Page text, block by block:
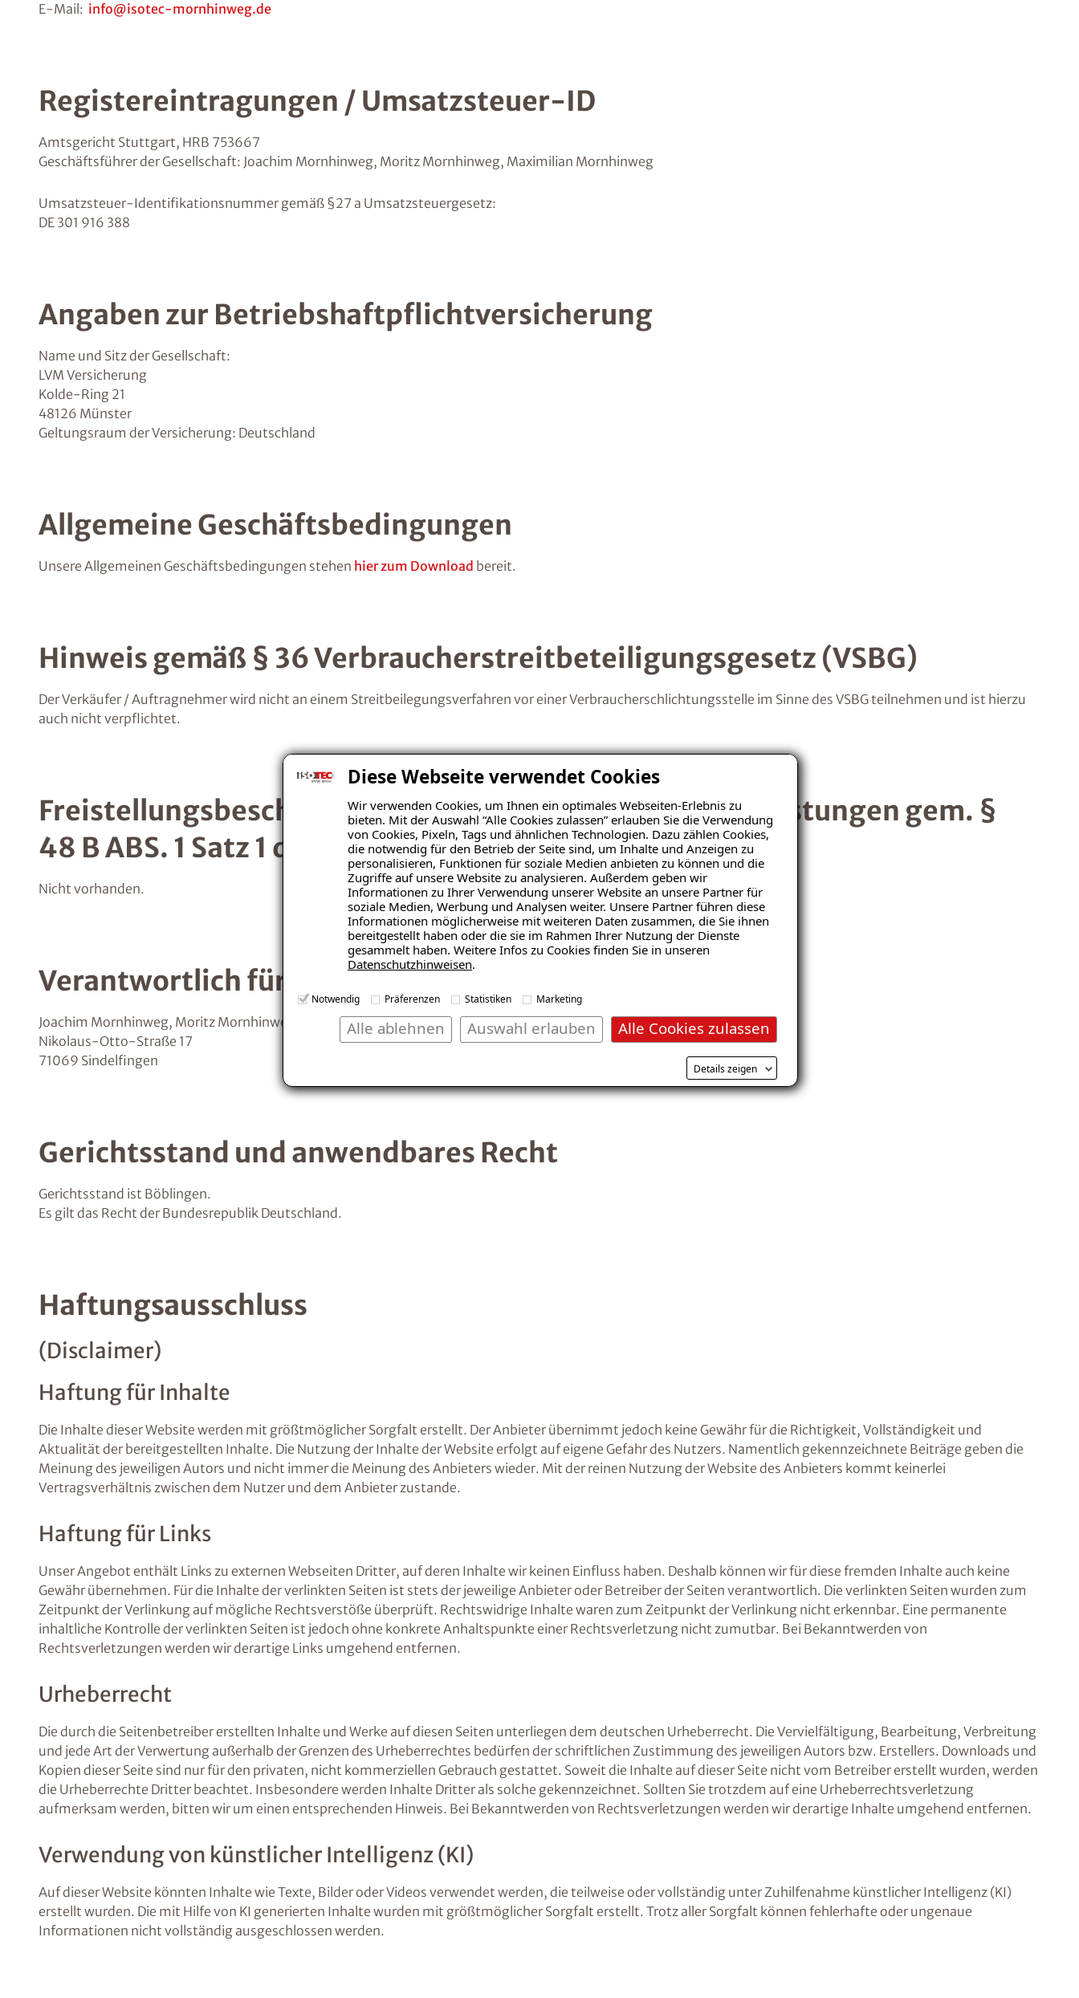
Diese Webseite verwendet Cookies
Wir verwenden Cookies, um Ihnen ein optimales Webseiten-Erlebnis zu
bieten. Mit der Auswahl “Alle Cookies zulassen” erlauben Sie die Verwendung
von Cookies, Pixeln, Tags und ähnlichen Technologien. Dazu zählen Cookies,
die notwendig für den Betrieb der Seite sind, um Inhalte und Anzeigen zu
personalisieren, Funktionen für soziale Medien anbieten zu können und die
Zugriffe auf unsere Website zu analysieren. Außerdem geben wir
Informationen zu Ihrer Verwendung unserer Website an unsere Partner für
soziale Medien, Werbung und Analysen weiter. Unsere Partner führen diese
Informationen möglicherweise mit weiteren Daten zusammen, die Sie ihnen
bereitgestellt haben oder die sie im Rahmen Ihrer Nutzung der Dienste
gesammelt haben. Weitere Infos zu Cookies finden Sie in unseren
Datenschutzhinweisen.
Notwendig Präferenzen Statistiken Marketing
Alle Cookies zulassen
Auswahl erlauben
Alle ablehnen
Details zeigen
E-Mail: info@isotec-mornhinweg.de
Registereintragungen / Umsatzsteuer-ID
Amtsgericht Stuttgart, HRB 753667
Geschäftsführer der Gesellschaft: Joachim Mornhinweg, Moritz Mornhinweg, Maximilian Mornhinweg
Umsatzsteuer-Identifikationsnummer gemäß §27 a Umsatzsteuergesetz:
DE 301 916 388
Angaben zur Betriebshaftpflichtversicherung
Name und Sitz der Gesellschaft:
LVM Versicherung
Kolde-Ring 21
48126 Münster
Geltungsraum der Versicherung: Deutschland
Allgemeine Geschäftsbedingungen
Unsere Allgemeinen Geschäftsbedingungen stehen hier zum Download bereit.
Hinweis gemäß § 36 Verbraucherstreitbeteiligungsgesetz (VSBG)
Der Verkäufer / Auftragnehmer wird nicht an einem Streitbeilegungsverfahren vor einer Verbraucherschlichtungsstelle im Sinne des VSBG teilnehmen und ist hierzu
auch nicht verpflichtet.
Freistellungsbescheinigung zum Steuerabzug bei Bauleistungen gem. §
48 B ABS. 1 Satz 1 des Einkommensteuergesetzes
Nicht vorhanden.
Verantwortlich für den Inhalt nach § 55 ABS. 2 RSTV
Joachim Mornhinweg, Moritz Mornhinweg, Maximilian Mornhinweg
Nikolaus-Otto-Straße 17
71069 Sindelfingen
Gerichtsstand und anwendbares Recht
Gerichtsstand ist Böblingen.
Es gilt das Recht der Bundesrepublik Deutschland.
Haftungsausschluss
(Disclaimer)
Haftung für Inhalte
Die Inhalte dieser Website werden mit größtmöglicher Sorgfalt erstellt. Der Anbieter übernimmt jedoch keine Gewähr für die Richtigkeit, Vollständigkeit und
Aktualität der bereitgestellten Inhalte. Die Nutzung der Inhalte der Website erfolgt auf eigene Gefahr des Nutzers. Namentlich gekennzeichnete Beiträge geben die
Meinung des jeweiligen Autors und nicht immer die Meinung des Anbieters wieder. Mit der reinen Nutzung der Website des Anbieters kommt keinerlei
Vertragsverhältnis zwischen dem Nutzer und dem Anbieter zustande.
Haftung für Links
Unser Angebot enthält Links zu externen Webseiten Dritter, auf deren Inhalte wir keinen Einfluss haben. Deshalb können wir für diese fremden Inhalte auch keine
Gewähr übernehmen. Für die Inhalte der verlinkten Seiten ist stets der jeweilige Anbieter oder Betreiber der Seiten verantwortlich. Die verlinkten Seiten wurden zum
Zeitpunkt der Verlinkung auf mögliche Rechtsverstöße überprüft. Rechtswidrige Inhalte waren zum Zeitpunkt der Verlinkung nicht erkennbar. Eine permanente
inhaltliche Kontrolle der verlinkten Seiten ist jedoch ohne konkrete Anhaltspunkte einer Rechtsverletzung nicht zumutbar. Bei Bekanntwerden von
Rechtsverletzungen werden wir derartige Links umgehend entfernen.
Urheberrecht
Die durch die Seitenbetreiber erstellten Inhalte und Werke auf diesen Seiten unterliegen dem deutschen Urheberrecht. Die Vervielfältigung, Bearbeitung, Verbreitung
und jede Art der Verwertung außerhalb der Grenzen des Urheberrechtes bedürfen der schriftlichen Zustimmung des jeweiligen Autors bzw. Erstellers. Downloads und
Kopien dieser Seite sind nur für den privaten, nicht kommerziellen Gebrauch gestattet. Soweit die Inhalte auf dieser Seite nicht vom Betreiber erstellt wurden, werden
die Urheberrechte Dritter beachtet. Insbesondere werden Inhalte Dritter als solche gekennzeichnet. Sollten Sie trotzdem auf eine Urheberrechtsverletzung
aufmerksam werden, bitten wir um einen entsprechenden Hinweis. Bei Bekanntwerden von Rechtsverletzungen werden wir derartige Inhalte umgehend entfernen.
Verwendung von künstlicher Intelligenz (KI)
Auf dieser Website könnten Inhalte wie Texte, Bilder oder Videos verwendet werden, die teilweise oder vollständig unter Zuhilfenahme künstlicher Intelligenz (KI)
erstellt wurden. Die mit Hilfe von KI generierten Inhalte wurden mit größtmöglicher Sorgfalt erstellt. Trotz aller Sorgfalt können fehlerhafte oder ungenaue
Informationen nicht vollständig ausgeschlossen werden.